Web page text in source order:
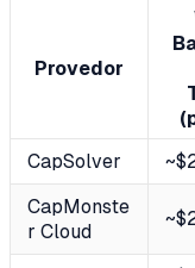
Provedor
CapSolver
CapMonste
r Cloud